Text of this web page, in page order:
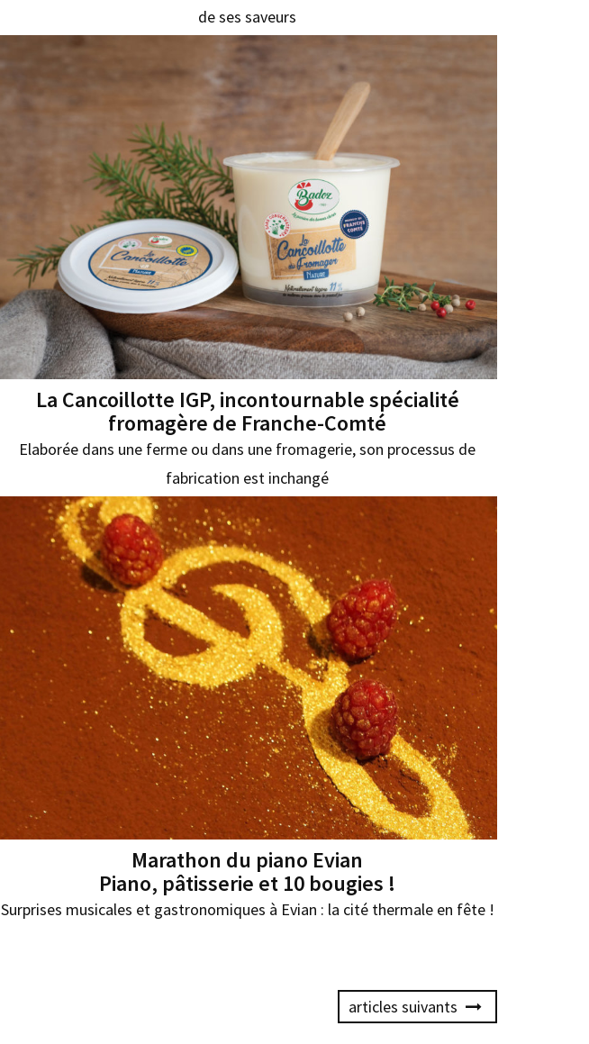
de ses saveurs
La Cancoillotte IGP, incontournable spécialité
fromagère de Franche-Comté
Elaborée dans une ferme ou dans une fromagerie, son processus de
fabrication est inchangé
Marathon du piano Evian
Piano, pâtisserie et 10 bougies !
Surprises musicales et gastronomiques à Evian : la cité thermale en fête !
articles suivants